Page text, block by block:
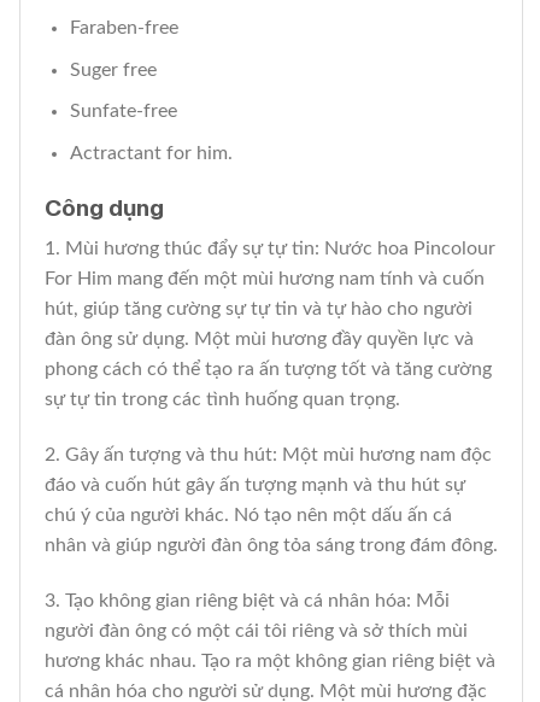
Faraben-free
Suger free
Sunfate-free
Actractant for him.
Công dụng
1. Mùi hương thúc đẩy sự tự tin: Nước hoa Pincolour
For Him mang đến một mùi hương nam tính và cuốn
hút, giúp tăng cường sự tự tin và tự hào cho người
đàn ông sử dụng. Một mùi hương đầy quyền lực và
phong cách có thể tạo ra ấn tượng tốt và tăng cường
sự tự tin trong các tình huống quan trọng.
2. Gây ấn tượng và thu hút: Một mùi hương nam độc
đáo và cuốn hút gây ấn tượng mạnh và thu hút sự
chú ý của người khác. Nó tạo nên một dấu ấn cá
nhân và giúp người đàn ông tỏa sáng trong đám đông.
3. Tạo không gian riêng biệt và cá nhân hóa: Mỗi
người đàn ông có một cái tôi riêng và sở thích mùi
hương khác nhau. Tạo ra một không gian riêng biệt và
cá nhân hóa cho người sử dụng. Một mùi hương đặc